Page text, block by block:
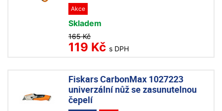
Akce
Skladem
165 Kč
119 Kč s DPH
Fiskars CarbonMax 1027223
univerzální nůž se zasunutelnou
čepelí